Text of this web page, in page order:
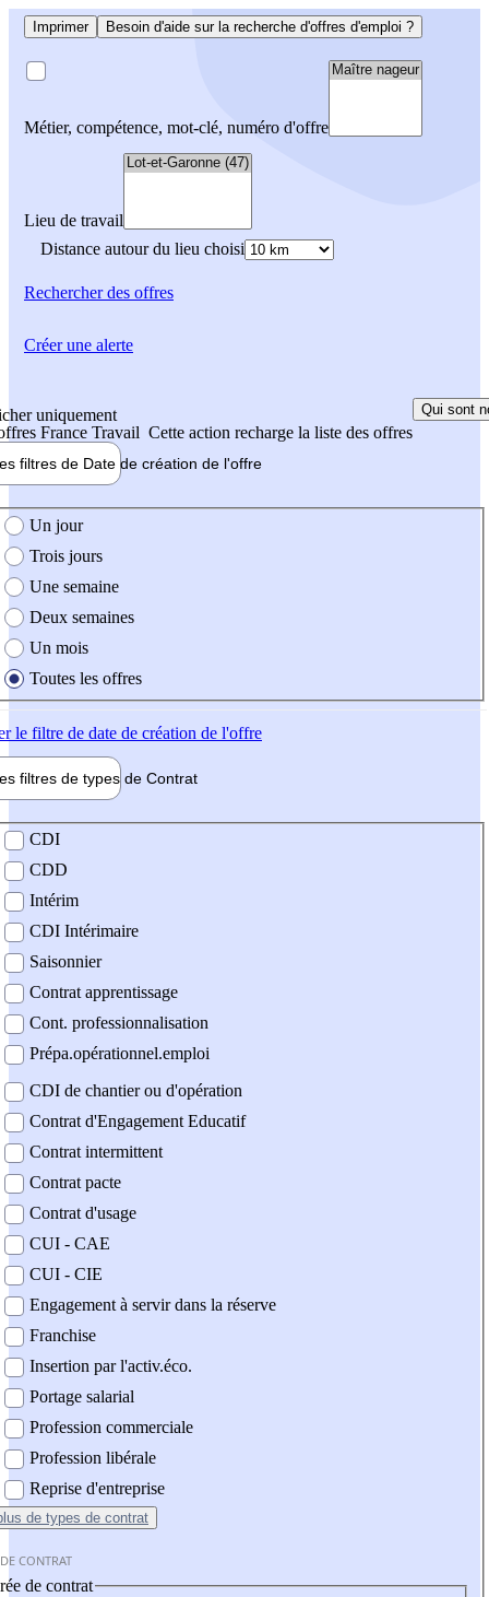
Imprimer Besoin d'aide sur la recherche d'offres d'emploi ?
Métier, compétence, mot-clé, numéro d'offre
Lieu de travail
Distance autour du lieu choisi
Rechercherdes offres
uniquement
France Travail Cette action recharge la liste des offres
Qui sont
filtres de Date de création de l'offre
création de l'offre
Un jour
Trois jours
Une semaine
Deux semaines
Un mois
Toutes les offres
le filtre de date de création de l'offre
filtres de types de Contrat
contrat
CDI
CDD
Intérim
CDI Intérimaire
Saisonnier
Contrat apprentissage
Cont. professionnalisation
Prépa.opérationnel.emploi
CDI de chantier ou d'opération
Contrat d'Engagement Educatif
Contrat intermittent
Contrat pacte
Contrat d'usage
CUI - CAE
CUI - CIE
Engagement à servir dans la réserve
Franchise
Insertion par l'activ.éco.
Portage salarial
Profession commerciale
Profession libérale
Reprise d'entreprise
de types de contrat
CONTRAT
de contrat
Créer une alerte